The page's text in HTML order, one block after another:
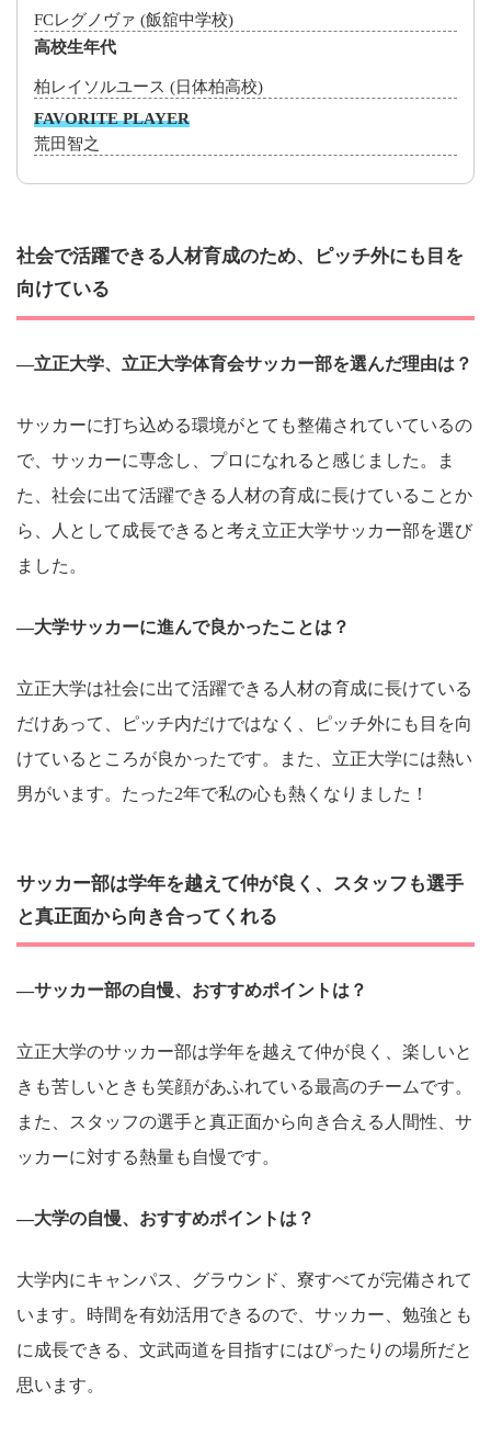
FCレグノヴァ (飯舘中学校)
高校生年代
柏レイソルユース (日体柏高校)
FAVORITE PLAYER
荒田智之
社会で活躍できる人材育成のため、ピッチ外にも目を
向けている
―立正大学、立正大学体育会サッカー部を選んだ理由は？
サッカーに打ち込める環境がとても整備されていているの
で、サッカーに専念し、プロになれると感じました。ま
た、社会に出て活躍できる人材の育成に長けていることか
ら、人として成長できると考え立正大学サッカー部を選び
ました。
―大学サッカーに進んで良かったことは？
立正大学は社会に出て活躍できる人材の育成に長けている
だけあって、ピッチ内だけではなく、ピッチ外にも目を向
けているところが良かったです。また、立正大学には熱い
男がいます。たった2年で私の心も熱くなりました！
サッカー部は学年を越えて仲が良く、スタッフも選手
と真正面から向き合ってくれる
―サッカー部の自慢、おすすめポイントは？
立正大学のサッカー部は学年を越えて仲が良く、楽しいと
きも苦しいときも笑顔があふれている最高のチームです。
また、スタッフの選手と真正面から向き合える人間性、サ
ッカーに対する熱量も自慢です。
―大学の自慢、おすすめポイントは？
大学内にキャンパス、グラウンド、寮すべてが完備されて
います。時間を有効活用できるので、サッカー、勉強とも
に成長できる、文武両道を目指すにはぴったりの場所だと
思います。